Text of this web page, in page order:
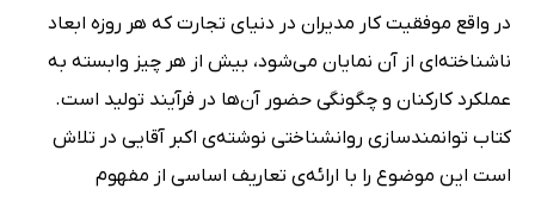
در واقع موفقیت کار مدیران در دنیای تجارت که هر روزه ابعاد
ناشناخته‌ای از آن نمایان می‌شود، بیش از هر چیز وابسته به
عملکرد کارکنان و چگونگی حضور آن‌ها در فرآیند تولید است.
کتاب توانمندسازی روانشناختی نوشته‌ی اکبر آقایی در تلاش
است این موضوع را با ارائه‌ی تعاریف اساسی از مفهوم